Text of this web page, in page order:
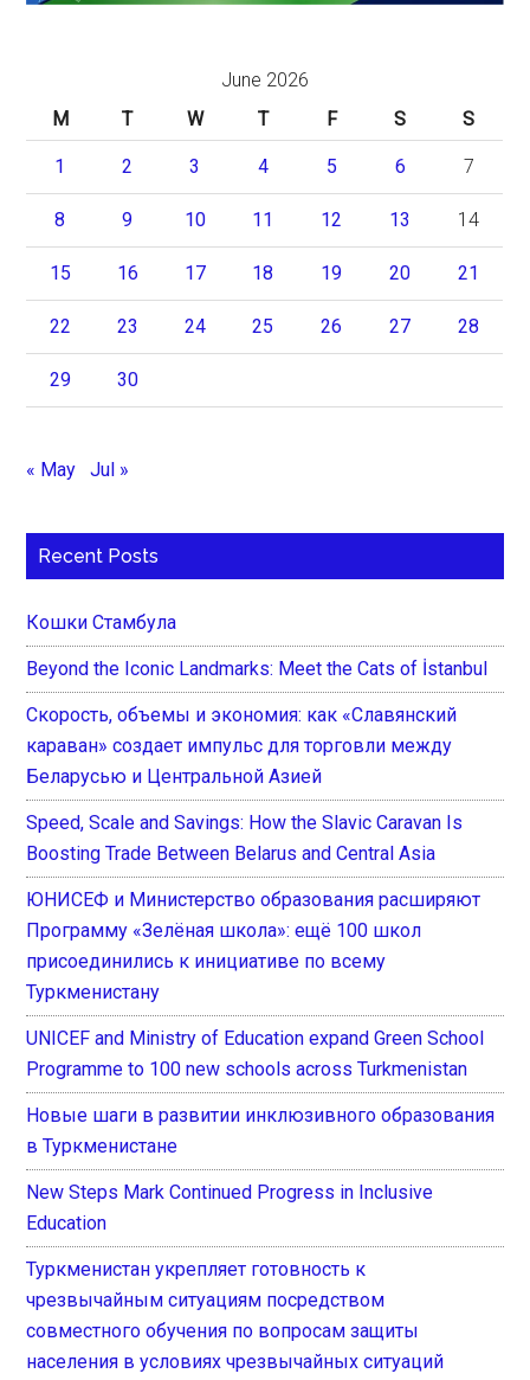
June 2026
M
T W T F S S
1 2 3 4 5 6 7
8 9 10 11 12 13 14
15 16 17 18 19 20 21
22 23 24 25 26 27 28
29 30
« May Jul »
Recent Posts
Кошки Стамбула
Beyond the Iconic Landmarks: Meet the Cats of İstanbul
Скорость, объемы и экономия: как «Славянский
караван» создает импульс для торговли между
Беларусью и Центральной Азией
Speed, Scale and Savings: How the Slavic Caravan Is
Boosting Trade Between Belarus and Central Asia
ЮНИСЕФ и Министерство образования расширяют
Программу «Зелёная школа»: ещё 100 школ
присоединились к инициативе по всему
Туркменистану
UNICEF and Ministry of Education expand Green School
Programme to 100 new schools across Turkmenistan
Новые шаги в развитии инклюзивного образования
в Туркменистане
New Steps Mark Continued Progress in Inclusive
Education
Туркменистан укрепляет готовность к
чрезвычайным ситуациям посредством
совместного обучения по вопросам защиты
населения в условиях чрезвычайных ситуаций